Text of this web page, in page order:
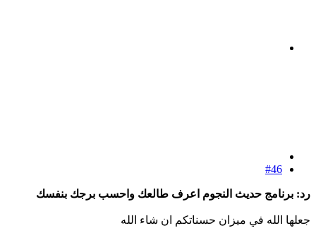
#46
رد: برنامج حديث النجوم اعرف طالعك واحسب برجك بنفسك
جعلها الله في ميزان حسناتكم ان شاء الله